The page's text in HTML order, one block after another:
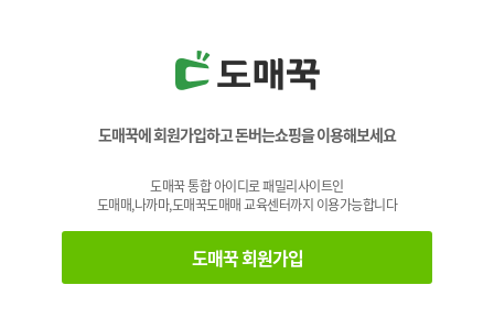
도매꾹에 회원가입하고 돈버는쇼핑을 이용해보세요
도매꾹 통합 아이디로 패밀리사이트인
도매매,나까마,도매꾹도매매 교육센터까지 이용가능합니다
도매꾹 회원가입